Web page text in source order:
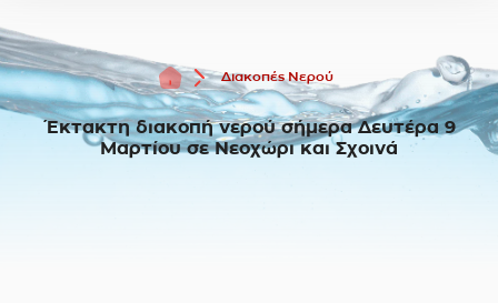
ΑρχικήΔιακοπές Νερού
Έκτακτη διακοπή νερού σήμερα Δευτέρα 9
Μαρτίου σε Νεοχώρι και Σχοινά